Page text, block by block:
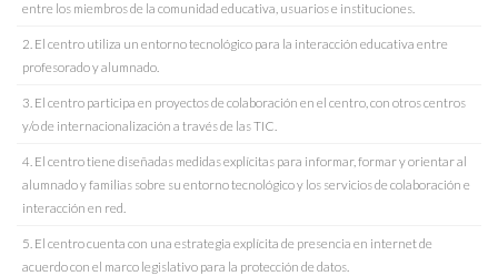
entre los miembros de la comunidad educativa, usuarios e instituciones.
2. El centro utiliza un entorno tecnológico para la interacción educativa entre
profesorado y alumnado.
3. El centro participa en proyectos de colaboración en el centro, con otros centros
y/o de internacionalización a través de las TIC.
4. El centro tiene diseñadas medidas explícitas para informar, formar y orientar al
alumnado y familias sobre su entorno tecnológico y los servicios de colaboración e
interacción en red.
5. El centro cuenta con una estrategia explícita de presencia en internet de
acuerdo con el marco legislativo para la protección de datos.